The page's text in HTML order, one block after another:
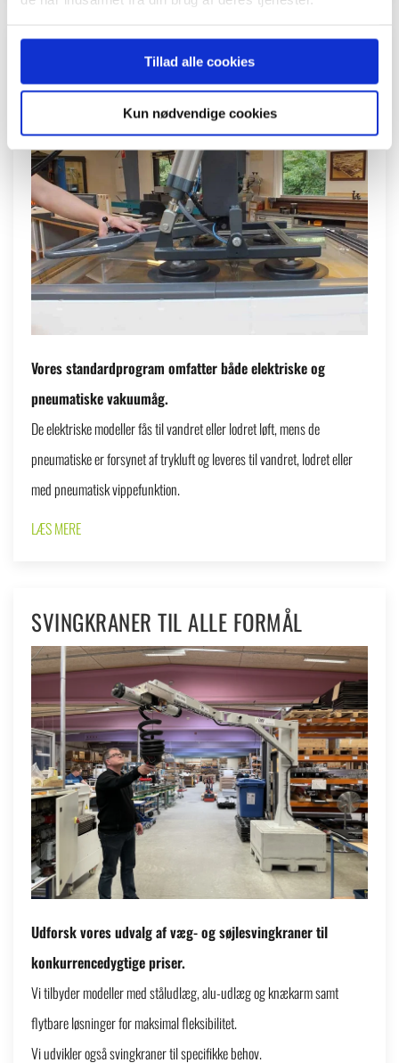
Tillad alle cookies
Kun nødvendige cookies
VAKUUMLØFTEÅG TIL INDUSTRIEN
Vores standardprogram omfatter både elektriske og
pneumatiske vakuumåg.
De elektriske modeller fås til vandret eller lodret løft, mens de
pneumatiske er forsynet af trykluft og leveres til vandret, lodret eller
med pneumatisk vippefunktion.
LÆS MERE
SVINGKRANER TIL ALLE FORMÅL
Udforsk vores udvalg af væg- og søjlesvingkraner til
konkurrencedygtige priser.
Vi tilbyder modeller med ståludlæg, alu-udlæg og knækarm samt
flytbare løsninger for maksimal fleksibilitet.
Vi udvikler også svingkraner til specifikke behov.